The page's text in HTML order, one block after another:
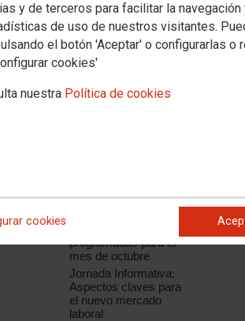
y de terceros para facilitar la navegación
de uso de nuestros visitantes.
el botón 'Aceptar' o configurarlas o
cookies'
nuestra Política de cookies
cookies
Curso Básico de
Prevención de
Riesgos Laborales.
Modalidad on line (30
Horas)
Seminario nuevas
Realidades en las
sensibilización en
programadas para el
mes de octubre
Jornada Informativa:
Aspectos claves para
el nuevo mercado
laboral